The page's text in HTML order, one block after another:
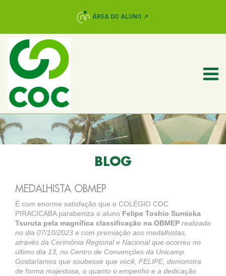
ÁREA DO ALUNO ↗
BLOG
MEDALHISTA OBMEP
É com enorme satisfação que o COLÉGIO COC
PIRACICABA parabeniza o aluno Felipe Toshio Sumioka
Tsuruta pela magnífica classificação na OBMEP realizada
no dia 07/10/2023 e com premiação aos medalhistas,
através da Cerimônia Regional e Nacional que ocorreu no
último dia 13, no Centro de Convenções da Unicamp.
Gostaríamos que soubesse que você, FELIPE, demonstra
de forma majestosa, o quanto o empenho e a dedicação